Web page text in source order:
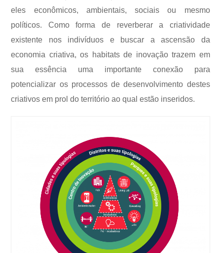
eles econômicos, ambientais, sociais ou mesmo
políticos. Como forma de reverberar a criatividade
existente nos indivíduos e buscar a ascensão da
economia criativa, os habitats de inovação trazem em
sua essência uma importante conexão para
potencializar os processos de desenvolvimento destes
criativos em prol do território ao qual estão inseridos.